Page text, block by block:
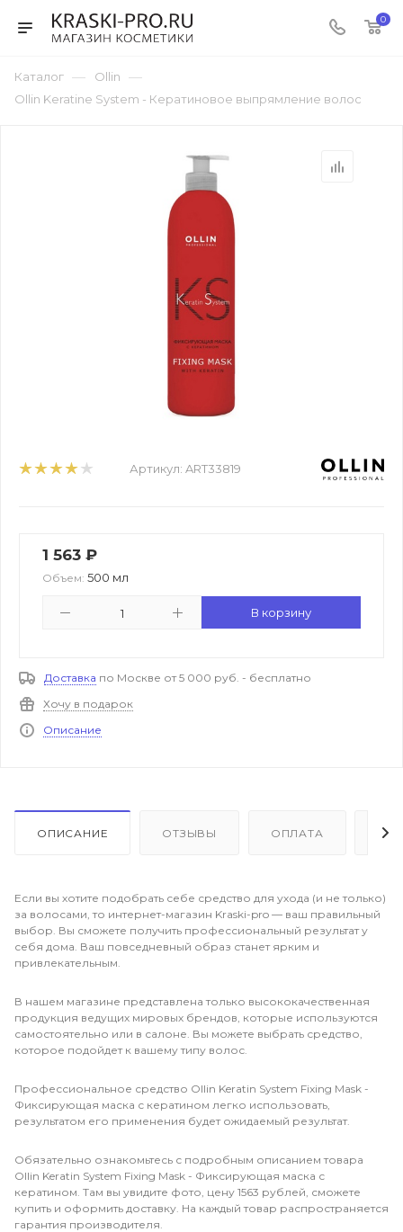
0
Каталог — Ollin —
Ollin Keratine System - Кератиновое выпрямление волос
Артикул: ART33819
1 563 ₽
Объем: 500 мл
В корзину
Доставка по Москве от 5 000 руб. - бесплатно
Хочу в подарок
Описание
ОПИСАНИЕ ОТЗЫВЫ ОПЛАТА
Если вы хотите подобрать себе средство для ухода (и не только)
за волосами, то интернет-магазин Kraski-pro — ваш правильный
выбор. Вы сможете получить профессиональный результат у
себя дома. Ваш повседневный образ станет ярким и
привлекательным.
В нашем магазине представлена только высококачественная
продукция ведущих мировых брендов, которые используются
самостоятельно или в салоне. Вы можете выбрать средство,
которое подойдет к вашему типу волос.
Профессиональное средство Ollin Keratin System Fixing Mask -
Фиксирующая маска с кератином легко использовать,
результатом его применения будет ожидаемый результат.
Обязательно ознакомьтесь с подробным описанием товара
Ollin Keratin System Fixing Mask - Фиксирующая маска с
кератином. Там вы увидите фото, цену 1563 рублей, сможете
купить и оформить доставку. На каждый товар распространяется
гарантия производителя.